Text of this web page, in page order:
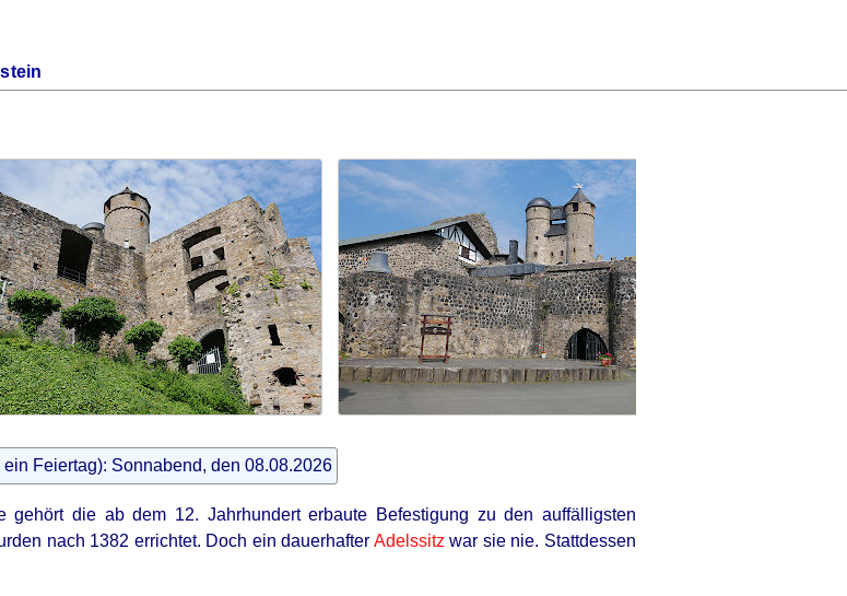
Feiertag): Sonnabend, den 08.08.2026
gehört die ab dem 12. Jahrhundert erbaute Befestigung zu den auffälligsten
nach 1382 errichtet. Doch ein dauerhafter Adelssitz war sie nie. Stattdessen